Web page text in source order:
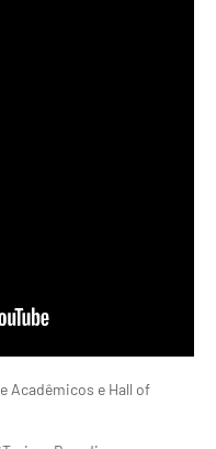
Acadêmicos e Hall of